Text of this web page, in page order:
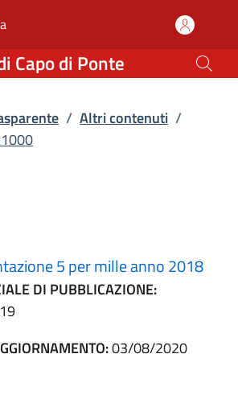
ulteriori |
(apre in un'altra scheda).
Capo di Ponte
/ Altri contenuti /
5 per mille anno 2018
DI PUBBLICAZIONE:
03/08/2020